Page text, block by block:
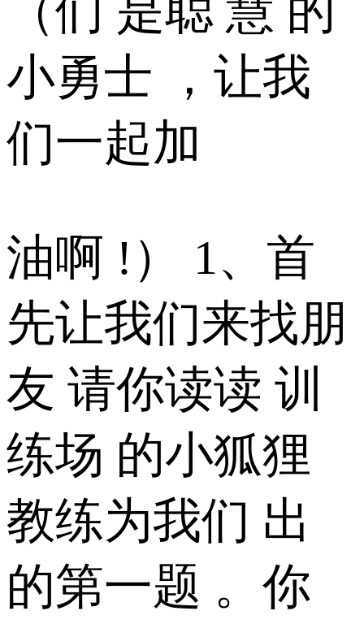
（们 是聪 慧 的
小勇士 ，让我
们一起加
油啊 !） 1、首
先让我们来找朋
友 请你读读 训
练场 的小狐狸
教练为我们 出
的第一题 。你